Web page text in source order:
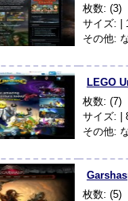
枚数: (3)
サイズ: |
その他:
LEGO
枚数: (7)
サイズ: |
その他:
枚数: (5)